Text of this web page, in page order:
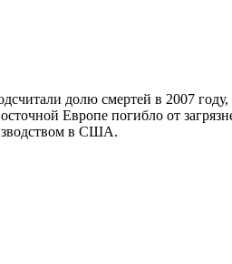
долю смертей в 2007 году,
Европе погибло от
в США.